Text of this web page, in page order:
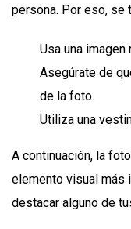
persona. Por eso, se
Usa una imagen
Asegúrate de
de la foto.
Utiliza una
A continuación, la
elemento visual más
destacar alguno de